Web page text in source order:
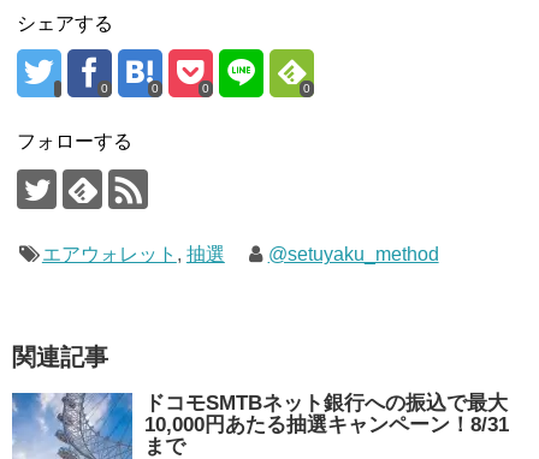
シェアする
0 0 0 0
フォローする
エアウォレット , 抽選 @setuyaku_method
関連記事
ドコモSMTBネット銀行への振込で最大
10,000円あたる抽選キャンペーン！8/31
まで